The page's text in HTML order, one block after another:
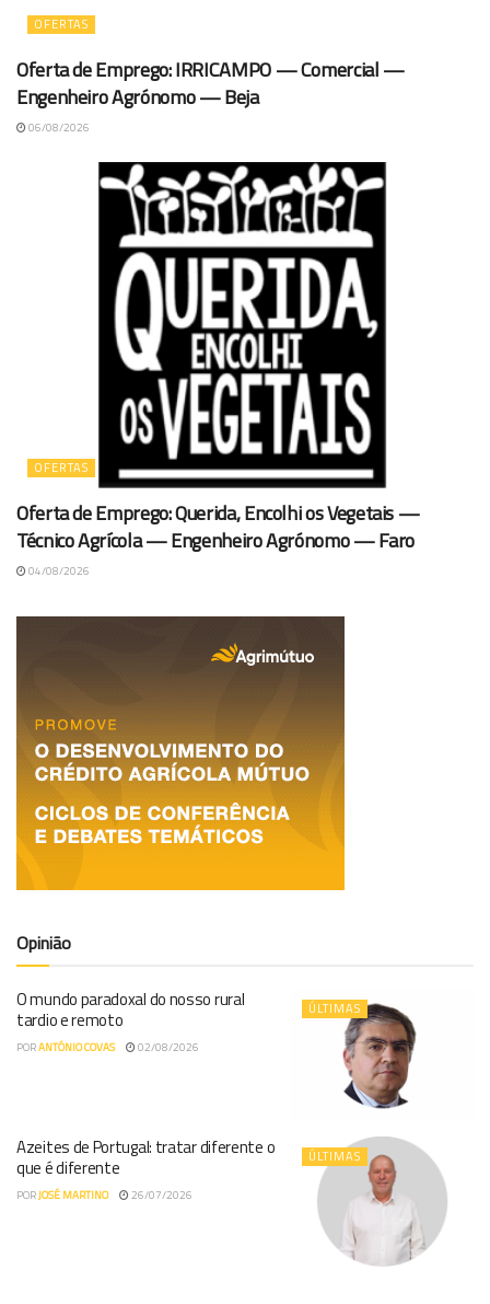
OFERTAS
Oferta de Emprego: IRRICAMPO — Comercial —
Engenheiro Agrónomo — Beja
06/08/2026
OFERTAS
Oferta de Emprego: Querida, Encolhi os Vegetais —
Técnico Agrícola — Engenheiro Agrónomo — Faro
04/08/2026
Opinião
ÚLTIMAS
O mundo paradoxal do nosso rural
tardio e remoto
PORANTÓNIO COVAS 02/08/2026
ÚLTIMAS
Azeites de Portugal: tratar diferente o
que é diferente
PORJOSÉ MARTINO 26/07/2026